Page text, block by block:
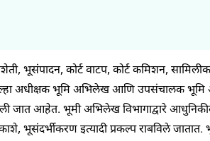
भूसंपादन, कोर्ट वाटप, कोर्ट कमिशन,
जिल्हा अधीक्षक भूमि अभिलेख आणि उपसंचालक
जात आहेत. भूमी अभिलेख विभागाद्वारे
भूसंदर्भीकरण इत्यादी प्रकल्प राबविले